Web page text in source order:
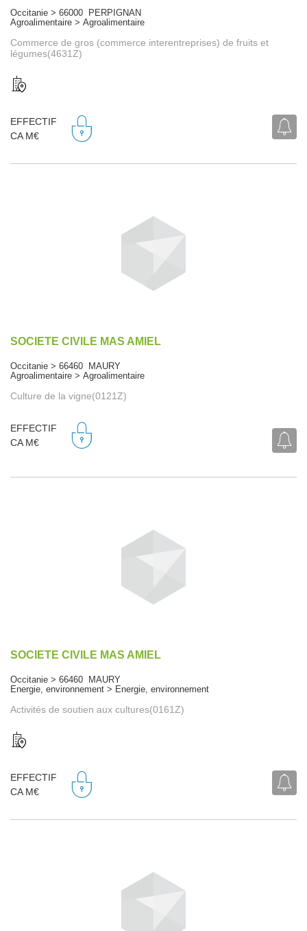
Occitanie > 66000 PERPIGNAN
Agroalimentaire > Agroalimentaire
Commerce de gros (commerce interentreprises) de fruits et
légumes(4631Z)
EFFECTIF
CA M€
SOCIETE CIVILE MAS AMIEL
Occitanie > 66460 MAURY
Agroalimentaire > Agroalimentaire
Culture de la vigne(0121Z)
EFFECTIF
CA M€
SOCIETE CIVILE MAS AMIEL
Occitanie > 66460 MAURY
Energie, environnement > Energie, environnement
Activités de soutien aux cultures(0161Z)
EFFECTIF
CA M€